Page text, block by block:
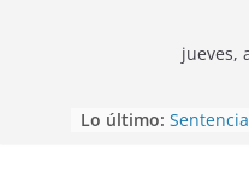
jueves,
Lo último: